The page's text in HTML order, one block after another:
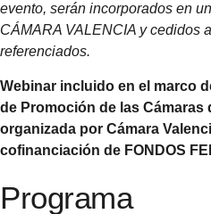
evento, serán incorporados en
CÁMARA VALENCIA y cedidos
referenciados.
Webinar incluido en el marco
de Promoción de las Cámaras
organizada por Cámara
cofinanciación de FONDOS
Programa